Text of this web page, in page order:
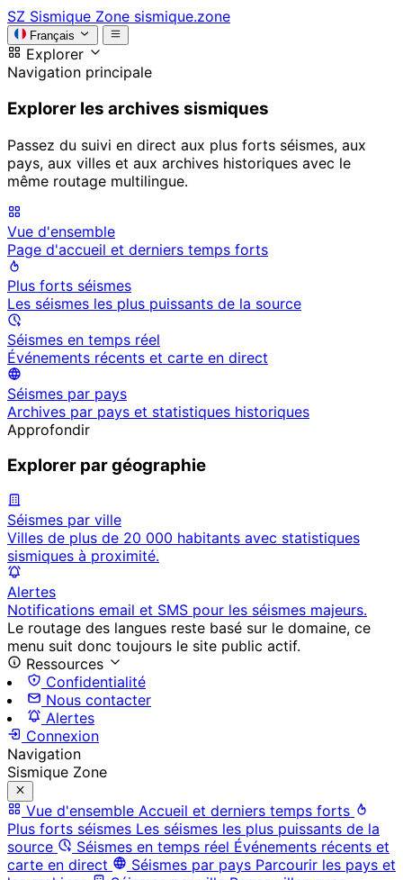
SZ Sismique Zone sismique.zone
Français
Explorer
Navigation principale
Explorer les archives sismiques
Passez du suivi en direct aux plus forts séismes, aux
pays, aux villes et aux archives historiques avec le
même routage multilingue.
Vue d'ensemble
Page d'accueil et derniers temps forts
Plus forts séismes
Les séismes les plus puissants de la source
Séismes en temps réel
Événements récents et carte en direct
Séismes par pays
Archives par pays et statistiques historiques
Approfondir
Explorer par géographie
Séismes par ville
Villes de plus de 20 000 habitants avec statistiques
sismiques à proximité.
Alertes
Notifications email et SMS pour les séismes majeurs.
Le routage des langues reste basé sur le domaine, ce
menu suit donc toujours le site public actif.
Ressources
Confidentialité
Nous contacter
Alertes
Connexion
Navigation
Sismique Zone
Vue d'ensemble Accueil et derniers temps forts
Plus forts séismes Les séismes les plus puissants de la
source
Séismes en temps réel Événements récents et
carte en direct
Séismes par pays Parcourir les pays et